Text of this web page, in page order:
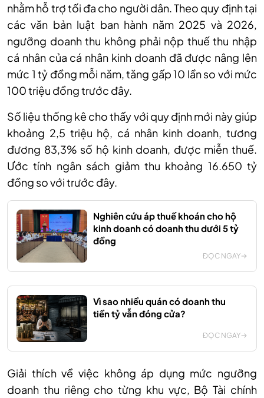
nhằm hỗ trợ tối đa cho người dân. Theo quy định tại
các văn bản luật ban hành năm 2025 và 2026,
ngưỡng doanh thu không phải nộp thuế thu nhập
cá nhân của cá nhân kinh doanh đã được nâng lên
mức 1 tỷ đồng mỗi năm, tăng gấp 10 lần so với mức
100 triệu đồng trước đây.
Số liệu thống kê cho thấy với quy định mới nàygiúp
khoảng 2,5 triệu hộ, cá nhân kinh doanh, tương
đương 83,3% số hộ kinh doanh, được miễn thuế.
Ước tính ngân sách giảm thu khoảng 16.650 tỷ
đồng so với trước đây.
Nghiên cứu áp thuế khoán cho hộ
kinh doanh có doanh thu dưới 5 tỷ
đồng
ĐỌC NGAY
Vì sao nhiều quán có doanh thu
tiền tỷ vẫn đóng cửa?
ĐỌC NGAY
Giải thích về việc không áp dụng mức ngưỡng
doanh thu riêng cho từng khu vực, Bộ Tài chính